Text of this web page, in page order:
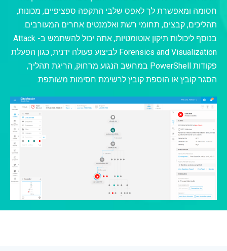
חסומה ומאפשרת לך לאפס שלבי התקפה ספציפיים, מכונות,
תהליכים, קבצים, תחומי רשת ואלמנטים אחרים המעורבים.
בנוסף ליכולות תיקון אוטומטיות, אתה יכול להשתמש ב- Attack
Forensics and Visualization לביצוע פעולה ידנית, כגון הפעלת
פקודות PowerShell במחשב הנגוע מרחוק, הריגת תהליך,
הסגר קובץ או הוספת קובץ לרשימת חסימות משותפת.